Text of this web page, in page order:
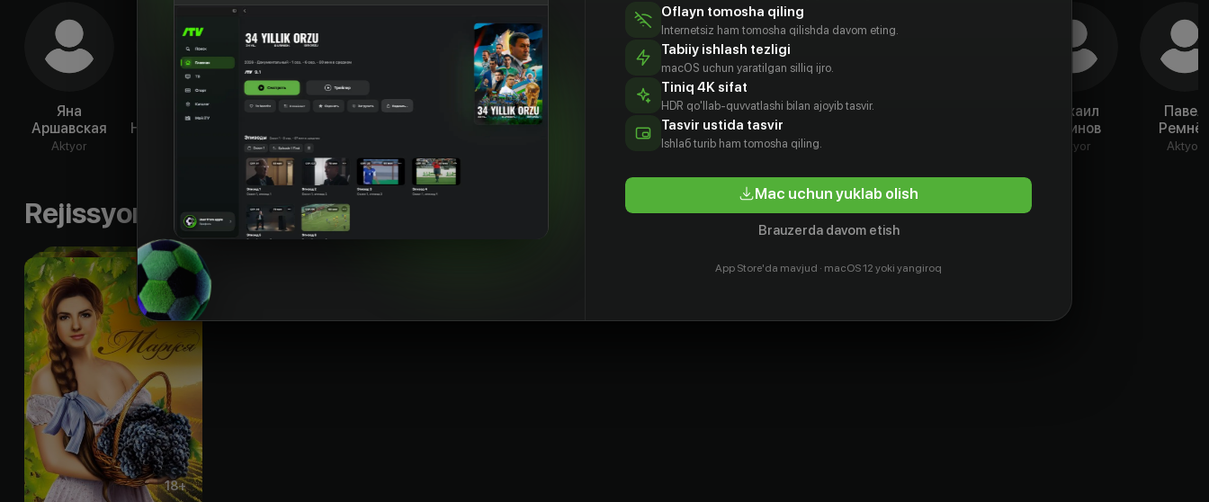
Яна
Аршавская
Aktyor
Георгий
Новокрещенов
Кристина
Aktyor
Игорь
Вячеслав
Щенин
Волков (III)
Дмитрий
Карпеев
Aktyor
Сергей
Михаил
Кудинов
Aktyor
Павел
Aktyor
Rejissyorning boshqa ishlari
18+
Oflayn tomosha qiling
Internetsiz ham tomosha qilishda davom eting.
Tabiiy ishlash tezligi
macOS uchun yaratilgan silliq ijro.
Tiniq 4K sifat
HDR qo'llab-quvvatlashi bilan ajoyib tasvir.
Tasvir ustida tasvir
Ishlаб turib ham tomosha qiling.
Mac uchun yuklab olish
Brauzerda davom etish
App Store'da mavjud · macOS 12 yoki yangiroq